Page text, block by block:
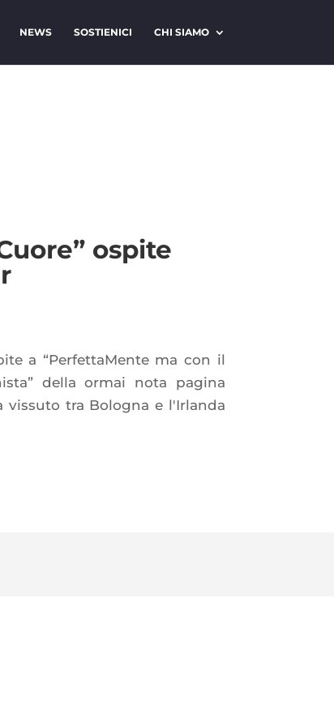
NEWS SOSTIENICI CHI SIAMO
ospite
a “PerfettaMente ma con il
della ormai nota pagina
vissuto tra Bologna e l'Irlanda